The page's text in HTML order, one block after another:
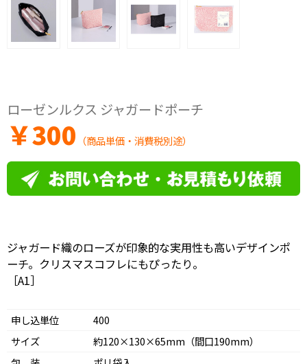
ローゼンルクス ジャガードポーチ
￥300 （商品単価・消費税別途）
ジャガード織のローズが印象的な実用性も高いデザインポ
ーチ。クリスマスコフレにもぴったり。
［A1］
申し込単位
400
サイズ
約120×130×65mm（間口190mm）